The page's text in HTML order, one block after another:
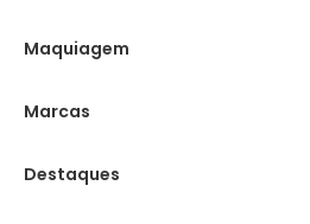
Maquiagem
Marcas
Destaques